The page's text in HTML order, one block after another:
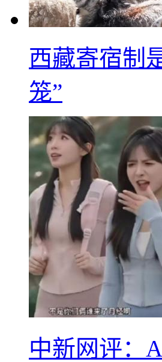
西藏寄宿制
笼”
中新网评：